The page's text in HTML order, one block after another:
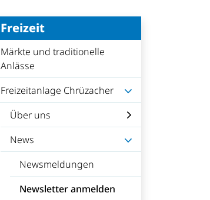
Freizeit
Märkte und traditionelle
Anlässe
Freizeitanlage Chrüzacher
Über uns
News
Newsmeldungen
Newsletter anmelden